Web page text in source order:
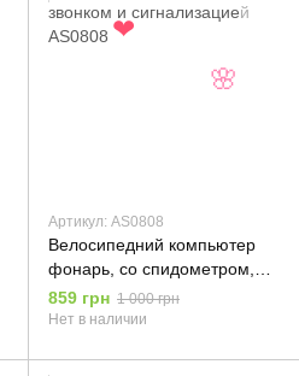
Артикул: AS0808
Велосипедний компьютер
фонарь, со спидометром,
звонком и сигнализацией
AS0808
859 грн 1 000 грн
Нет в наличии
🌸
❤